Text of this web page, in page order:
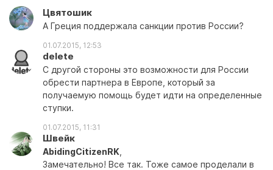
Цвятошик
А Греция поддержала санкции против России?
01.07.2015, 12:53
delete
С другой стороны это возможности для России
обрести партнера в Европе, который за
получаемую помощь будет идти на определенные
ступки.
01.07.2015, 11:31
Швейк
AbidingCitizenRK
Замечательно! Все так. Тоже самое проделали в